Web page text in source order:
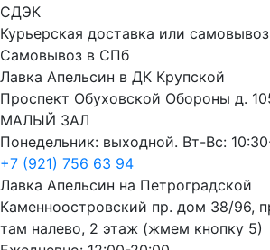
СДЭК
Курьерская доставка или
Самовывоз в СПб
Лавка Апельсин в ДК Крупской
Проспект Обуховской Обороны д.
МАЛЫЙ ЗАЛ
Понедельник: выходной. Вт-Вс:
+7 (921) 756 63 94
Лавка Апельсин на Петроградской
Каменноостровский пр. дом 38/96,
там налево, 2 этаж (жмем кнопку 5)